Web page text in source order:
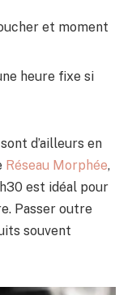
et moment
heure fixe si
d’ailleurs en
Réseau Morphée,
est idéal pour
Passer outre
souvent